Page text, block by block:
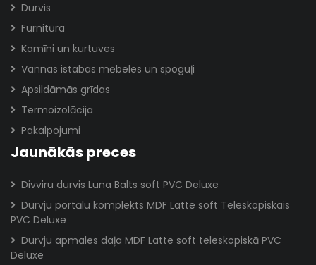
Durvis
Furnitūra
Kamīni un kurtuves
Vannas istabas mēbeles un spoguļi
Apsildāmās grīdas
Termoizolācija
Pakalpojumi
Jaunākās preces
Divviru durvis Luna Balts soft PVC Deluxe
Durvju portālu komplekts MDF Latte soft Teleskopiskais
PVC Deluxe
Durvju apmales daļa MDF Latte soft teleskopiskā PVC
Deluxe